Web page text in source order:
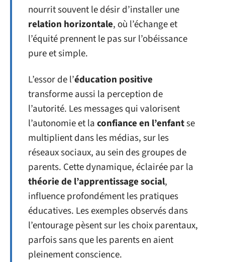
nourrit souvent le désir d’installer une
relation horizontale, où l’échange et
l’équité prennent le pas sur l’obéissance
pure et simple.
L’essor de l’éducation positive
transforme aussi la perception de
l’autorité. Les messages qui valorisent
l’autonomie et laconfiance en l’enfantse
multiplient dans les médias, sur les
réseaux sociaux, au sein des groupes de
parents. Cette dynamique, éclairée par la
théorie de l’apprentissage social,
influence profondément les pratiques
éducatives. Les exemples observés dans
l’entourage pèsent sur les choix parentaux,
parfois sans que les parents en aient
pleinement conscience.